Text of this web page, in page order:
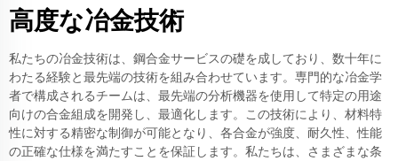
高度な冶金技術
私たちの冶金技術は、鋼合金サービスの礎を成しており、数十年に
わたる経験と最先端の技術を組み合わせています。専門的な冶金学
者で構成されるチームは、最先端の分析機器を使用して特定の用途
向けの合金組成を開発し、最適化します。この技術により、材料特
性に対する精密な制御が可能となり、各合金が強度、耐久性、性能
の正確な仕様を満たすことを保証します。私たちは、さまざまな条